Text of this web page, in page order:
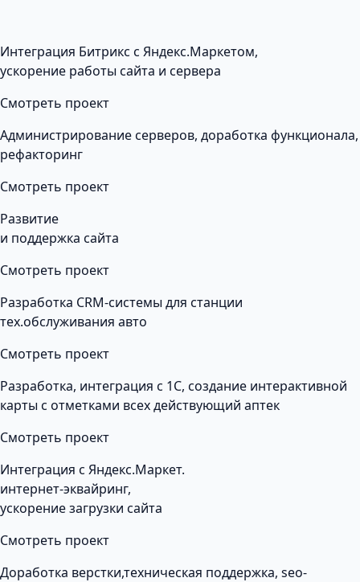
Интеграция Битрикс с Яндекс.Маркетом,
ускорение работы сайта и сервера
Смотреть проект
Администрирование серверов, доработка функционала,
рефакторинг
Смотреть проект
Развитие
и поддержка сайта
Смотреть проект
Разработка CRM-системы для станции
тех.обслуживания авто
Смотреть проект
Разработка, интеграция с 1С, создание интерактивной
карты с отметками всех действующий аптек
Смотреть проект
Интеграция с Яндекс.Маркет.
интернет-эквайринг,
ускорение загрузки сайта
Смотреть проект
Доработка верстки,техническая поддержка, seo-